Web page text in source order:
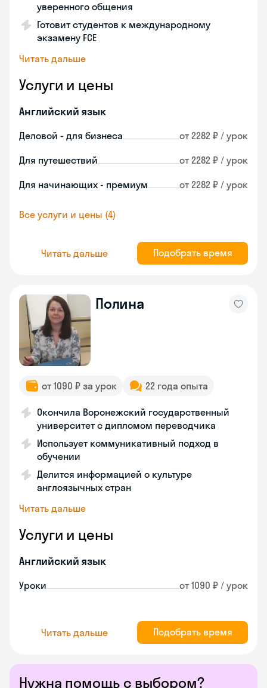
Нужна помощь с выбором?
уверенного общения
Готовит студентов к международному
экзамену FCE
Читать дальше
Услуги и цены
Английский язык
Деловой - для бизнеса от 2282 ₽ / урок
Для путешествий от 2282 ₽ / урок
Для начинающих - премиум от 2282 ₽ / урок
Все услуги и цены (4)
Читать дальше Подобрать время
Полина
от 1090 ₽ за урок 22 года опыта
Окончила Воронежский государственный
университет с дипломом переводчика
Использует коммуникативный подход в
обучении
Делится информацией о культуре
англоязычных стран
Читать дальше
Услуги и цены
Английский язык
Уроки от 1090 ₽ / урок
Читать дальше Подобрать время